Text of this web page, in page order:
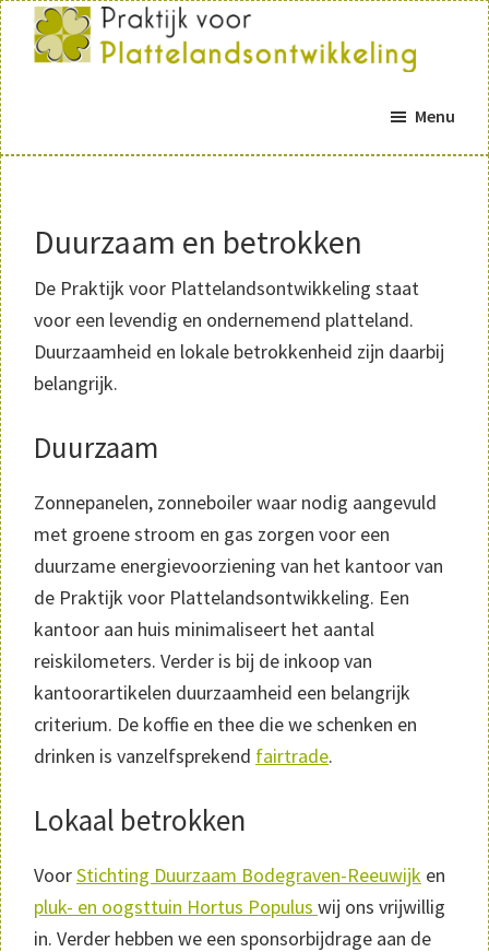
Door
naar
de
hoofd
inhoud
Spring
naar
de
eerste
sidebarplattelandsontwikkeling
Menu
Duurzaam en betrokken
De Praktijk voor Plattelandsontwikkeling staat
voor een levendig en ondernemend platteland.
Duurzaamheid en lokale betrokkenheid zijn daarbij
belangrijk.
Duurzaam
Zonnepanelen, zonneboiler waar nodig aangevuld
met groene stroom en gas zorgen voor een
duurzame energievoorziening van het kantoor van
de Praktijk voor Plattelandsontwikkeling. Een
kantoor aan huis minimaliseert het aantal
reiskilometers. Verder is bij de inkoop van
kantoorartikelen duurzaamheid een belangrijk
criterium. De koffie en thee die we schenken en
drinken is vanzelfsprekend fairtrade.
Lokaal betrokken
VoorStichting Duurzaam Bodegraven-Reeuwijk en
pluk- en oogsttuin Hortus Populus wij ons vrijwillig
in. Verder hebben we een sponsorbijdrage aan de